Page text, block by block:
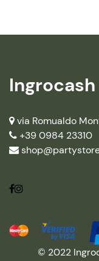
Ingrocash
via Romualdo
+39 0984 23310
© 2022